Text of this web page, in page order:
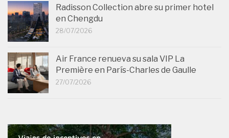
Radisson Collection abre su primer hotel
en Chengdu
28/07/2026
Air France renueva su sala VIP La
Première en París-Charles de Gaulle
27/07/2026